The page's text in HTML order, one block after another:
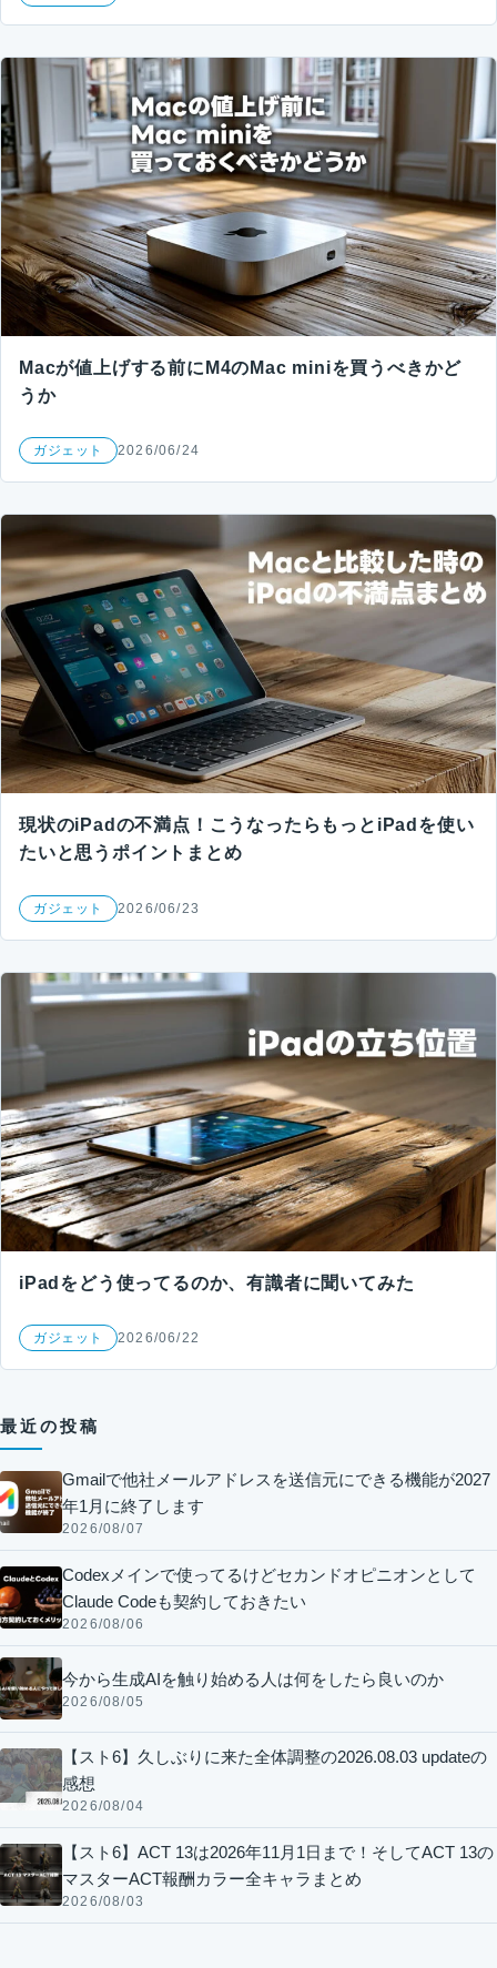
Macが値上げする前にM4のMac miniを買うべきかど
うか
ガジェット 2026/06/24
現状のiPadの不満点！こうなったらもっとiPadを使い
たいと思うポイントまとめ
ガジェット 2026/06/23
iPadをどう使ってるのか、有識者に聞いてみた
ガジェット 2026/06/22
最近の投稿
Gmailで他社メールアドレスを送信元にできる機能が2027
年1月に終了します
2026/08/07
Codexメインで使ってるけどセカンドオピニオンとして
Claude Codeも契約しておきたい
2026/08/06
今から生成AIを触り始める人は何をしたら良いのか
2026/08/05
【スト6】久しぶりに来た全体調整の2026.08.03 updateの
感想
2026/08/04
【スト6】ACT 13は2026年11月1日まで！そしてACT 13の
マスターACT報酬カラー全キャラまとめ
2026/08/03